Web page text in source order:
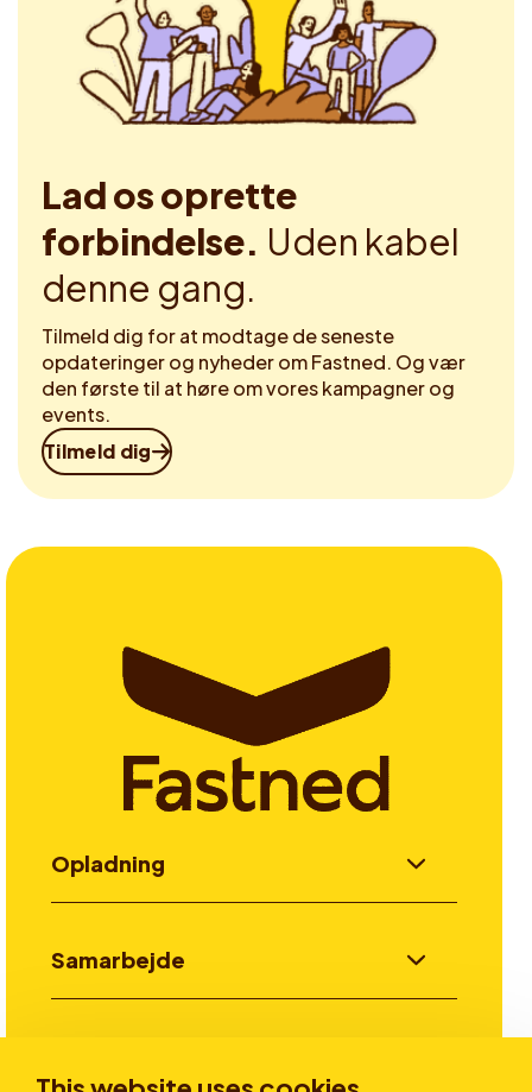
Lad os oprette
forbindelse. Uden kabel
denne gang.
Tilmeld dig for at modtage de seneste
opdateringer og nyheder om Fastned. Og vær
den første til at høre om vores kampagner og
events.
Tilmeld dig
Opladning
Samarbejde